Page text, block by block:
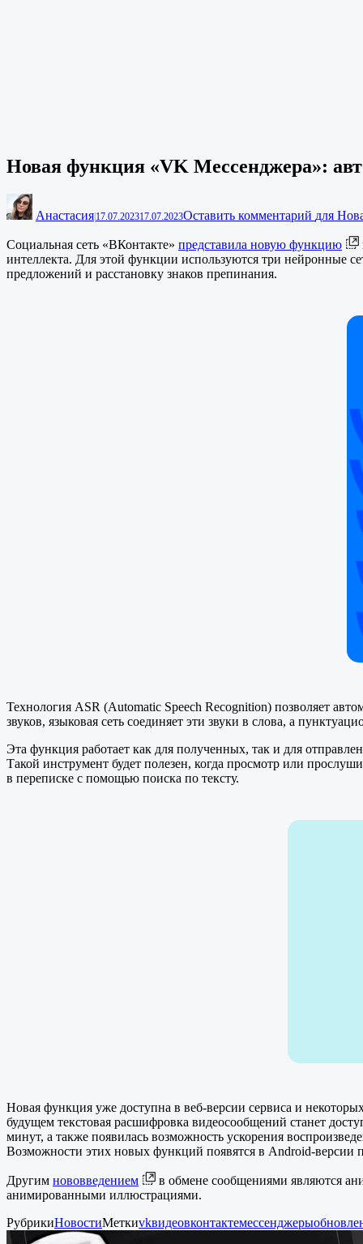
Новая функция «VK Мессенджера»:
Анастасия 17.07.202317.07.2023Оставить комментарий для
Социальная сеть «ВКонтакте» представила новую функцию
интеллекта. Для этой функции используются три нейронные
предложений и расстановку знаков препинания.
Технология ASR (Automatic Speech Recognition) позволяет
звуков, языковая сеть соединяет эти звуки в слова, а
Эта функция работает как для полученных, так и для
Такой инструмент будет полезен, когда просмотр или
в переписке с помощью поиска по тексту.
Новая функция уже доступна в веб-версии сервиса и
будущем текстовая расшифровка видеосообщений станет
минут, а также появилась возможность ускорения
Возможности этих новых функций появятся в Android-версии
Другим нововведением
в обмене сообщениями являются
анимированными иллюстрациями.
РубрикиНовостиМеткиvkвидеовконтактемессенджеры